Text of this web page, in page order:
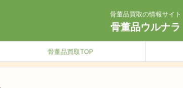
骨董品買取の情報サイト
骨董品ウルナラ
骨董品買取TOP